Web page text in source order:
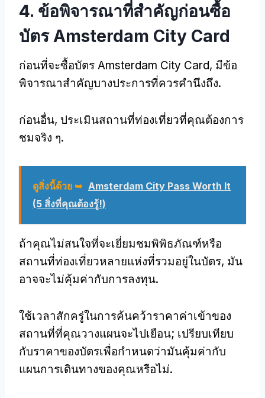
4. ข้อพิจารณาที่สำคัญก่อนซื้อ
บัตร Amsterdam City Card
ก่อนที่จะซื้อบัตร Amsterdam City Card, มีข้อ
พิจารณาสำคัญบางประการที่ควรคำนึงถึง.
ก่อนอื่น, ประเมินสถานที่ท่องเที่ยวที่คุณต้องการ
ชมจริง ๆ.
ดูสิ่งนี้ด้วย ➥ Amsterdam City Pass Worth It
(5 สิ่งที่คุณต้องรู้!)
ถ้าคุณไม่สนใจที่จะเยี่ยมชมพิพิธภัณฑ์หรือ
สถานที่ท่องเที่ยวหลายแห่งที่รวมอยู่ในบัตร, มัน
อาจจะไม่คุ้มค่ากับการลงทุน.
ใช้เวลาสักครู่ในการค้นคว้าราคาค่าเข้าของ
สถานที่ที่คุณวางแผนจะไปเยือน; เปรียบเทียบ
กับราคาของบัตรเพื่อกำหนดว่ามันคุ้มค่ากับ
แผนการเดินทางของคุณหรือไม่.